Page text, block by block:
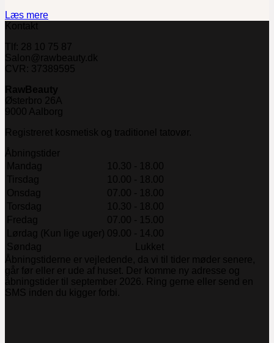
Læs mere
Kontakt
Tlf: 28 10 75 87
Salon@rawbeauty.dk
CVR: 37389595
RawBeauty
Østerbro 26A
9000 Aalborg
Registreret kosmetisk og traditionel tatovør.
Åbningstider
Mandag
10.30 - 18.00
Tirsdag
10.00 - 18.00
Onsdag
07.00 - 18.00
Torsdag
10.30 - 18.00
Fredag
07.00 - 15.00
Lørdag (Kun lige uger) 09.00 - 14.00
Søndag
Lukket
Åbningstiderne er vejledende, da vi til tider møder senere,
går før eller er ude af huset. Der komme ny adresse og
åbningstider til september 2026. Ring gerne eller send en
SMS inden du kigger forbi.